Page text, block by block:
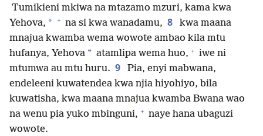
Tumikieni mkiwa na mtazamo mzuri, kama kwa
Yehova, * + na si kwa wanadamu, 8
kwa maana
mnajua kwamba wema wowote ambao kila mtu
hufanya, Yehova * atamlipa wema huo, + iwe ni
mtumwa au mtu huru. 9
Pia, enyi mabwana,
endeleeni kuwatendea kwa njia hiyohiyo, bila
kuwatisha, kwa maana mnajua kwamba Bwana wao
na wenu pia yuko mbinguni, + naye hana ubaguzi
wowote.